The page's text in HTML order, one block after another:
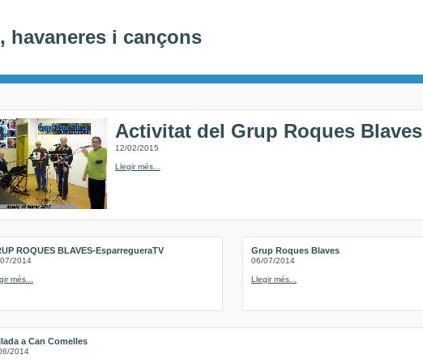
havaneres i cançons
Activitat del Grup Roques Blaves
12/02/2015
Llegir més...
ROQUES BLAVES-EsparregueraTV
2014
més...
Grup Roques Blaves
06/07/2014
Llegir més...
a Can Comelles
2014